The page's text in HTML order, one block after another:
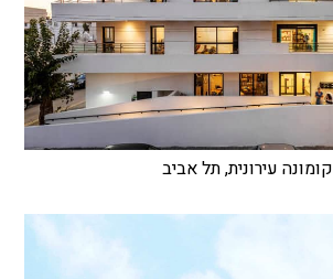
קומונה עירונית, תל אביב